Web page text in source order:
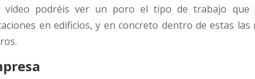
vídeo podréis ver un poro el tipo de trabajo que
en edificios, y en concreto dentro de estas